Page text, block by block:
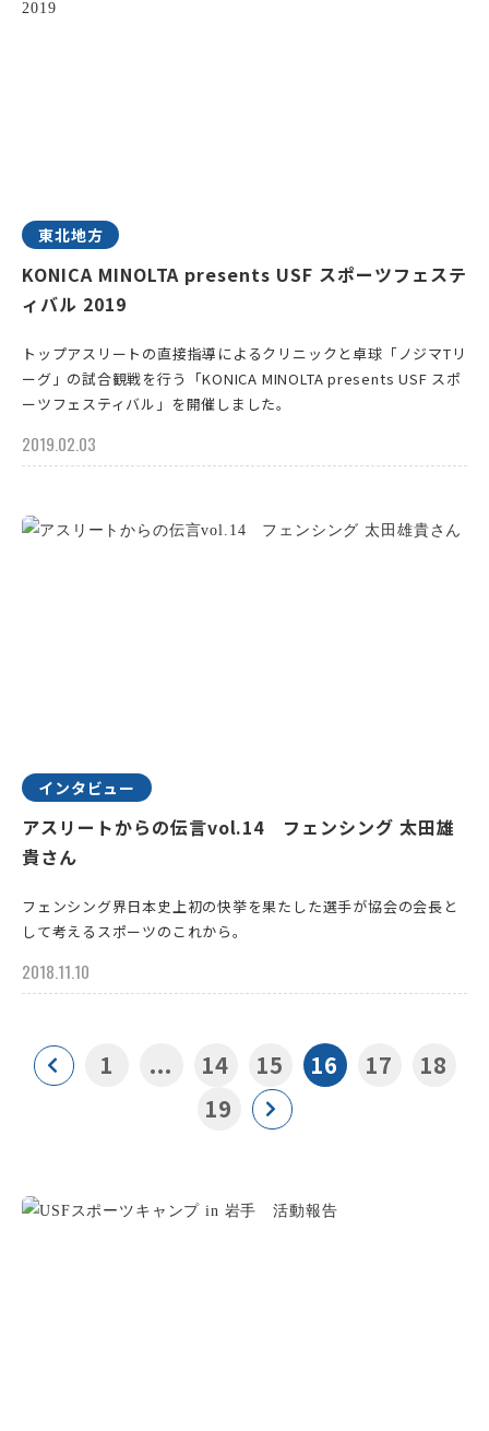
東北地方
KONICA MINOLTA presents USF スポーツフェステ
ィバル 2019
トップアスリートの直接指導によるクリニックと卓球「ノジマTリ
ーグ」の試合観戦を行う「KONICA MINOLTA presents USF スポ
ーツフェスティバル」を開催しました。
2019.02.03
インタビュー
アスリートからの伝言vol.14 フェンシング 太田雄
貴さん
フェンシング界日本史上初の快挙を果たした選手が協会の会長と
して考えるスポーツのこれから。
2018.11.10
1 ... 14 15 16 17
18
19